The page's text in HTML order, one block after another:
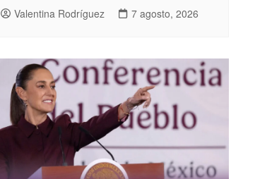
Valentina Rodríguez 7 agosto, 2026